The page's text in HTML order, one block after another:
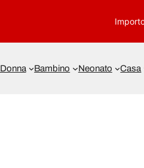
Donna Bambino Neonato Casa